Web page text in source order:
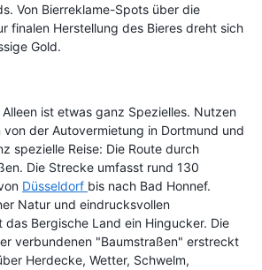
Von Bierreklame-Spots über die
finalen Herstellung des Bieres dreht sich
Gold.
ist etwas ganz Spezielles. Nutzen
von der Autovermietung in Dortmund und
spezielle Reise: Die Route durch
Die Strecke umfasst rund 130
Düsseldorf bis nach Bad Honnef.
Natur und eindrucksvollen
das Bergische Land ein Hingucker. Die
verbundenen "Baumstraßen" erstreckt
Herdecke, Wetter, Schwelm,